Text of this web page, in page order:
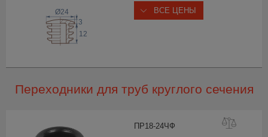
Ø24
12
3
ВСЕ ЦЕНЫ
Переходники для труб круглого сечения
ПР18-24ЧФ